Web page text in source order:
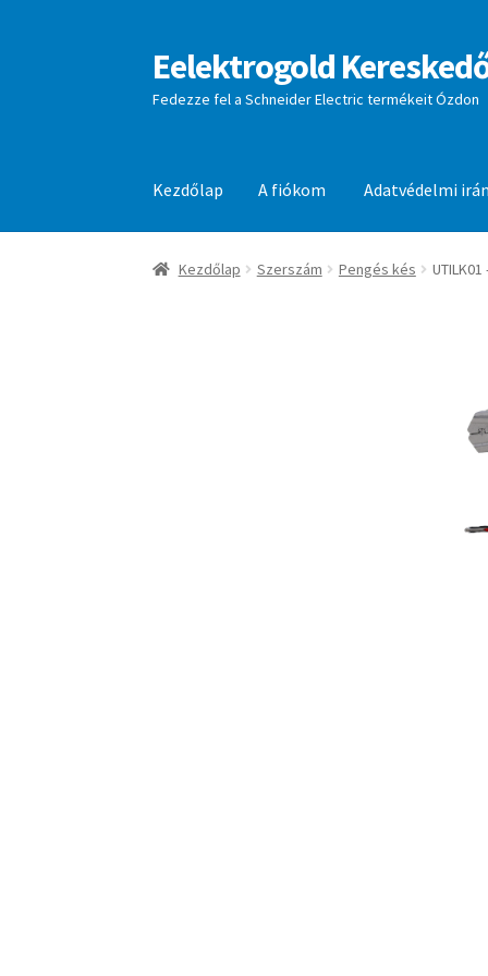
Ugrás
a
navigációhoz
Kilépés
a
tartalomba
Eelektrogold
Fedezze fel a Schneider Electric termékeit Ózdon
Kezdőlap A fiókom Adatvédelmi
Kezdőlap A fiókom Adatvédelmi irányelvek
Kezdőlap Szerszám Pengés kés